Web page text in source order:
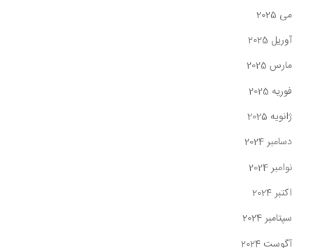
می 2025
آوریل 2025
مارس 2025
فوریه 2025
ژانویه 2025
دسامبر 2024
نوامبر 2024
اکتبر 2024
سپتامبر 2024
آگوست 2024